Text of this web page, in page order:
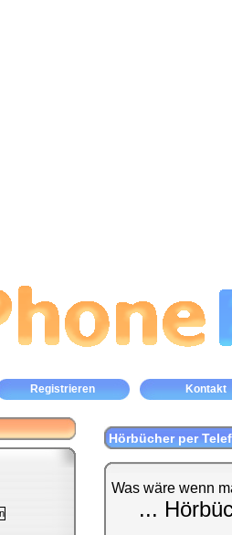
Registrieren Kontakt
Hörbücher per
Was wäre wenn
...